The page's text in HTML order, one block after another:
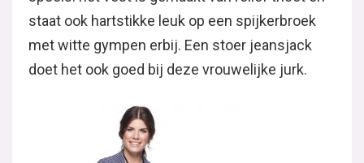
staat ook hartstikke leuk op een spijkerbroek
met witte gympen erbij. Een stoer jeansjack
doet het ook goed bij deze vrouwelijke jurk.